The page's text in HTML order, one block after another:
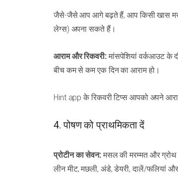
जैसे-जैसे आप आगे बढ़ते हैं, आप किसी खास
लेग्स) अपना सकते हैं।
आराम और रिकवरी:मांसपेशियां वर्कआउट के
बीच कम से कम एक दिन का आराम हो।
Hint app के रिकवरी टिप्स आपको अपने
4. पोषण को प्राथमिकता दें
प्रोटीन का सेवन:मसल की मरम्मत और ग्रोथ
लीन मीट, मछली, अंडे, डेयरी, दालें/फलियां